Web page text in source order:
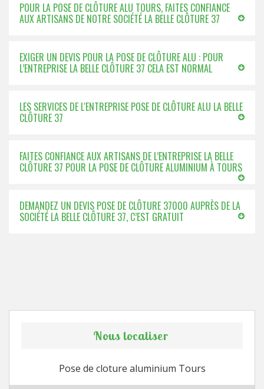
POUR LA POSE DE CLÔTURE ALU TOURS, FAITES CONFIANCE
AUX ARTISANS DE NOTRE SOCIÉTÉ LA BELLE CLÔTURE 37
EXIGER UN DEVIS POUR LA POSE DE CLÔTURE ALU : POUR
L’ENTREPRISE LA BELLE CLÔTURE 37 CELA EST NORMAL
LES SERVICES DE L'ENTREPRISE POSE DE CLÔTURE ALU LA BELLE
CLÔTURE 37
FAITES CONFIANCE AUX ARTISANS DE L’ENTREPRISE LA BELLE
CLÔTURE 37 POUR LA POSE DE CLÔTURE ALUMINIUM À TOURS
DEMANDEZ UN DEVIS POSE DE CLÔTURE 37000 AUPRÈS DE LA
SOCIÉTÉ LA BELLE CLÔTURE 37, C’EST GRATUIT
Nous localiser
Pose de cloture aluminium Tours